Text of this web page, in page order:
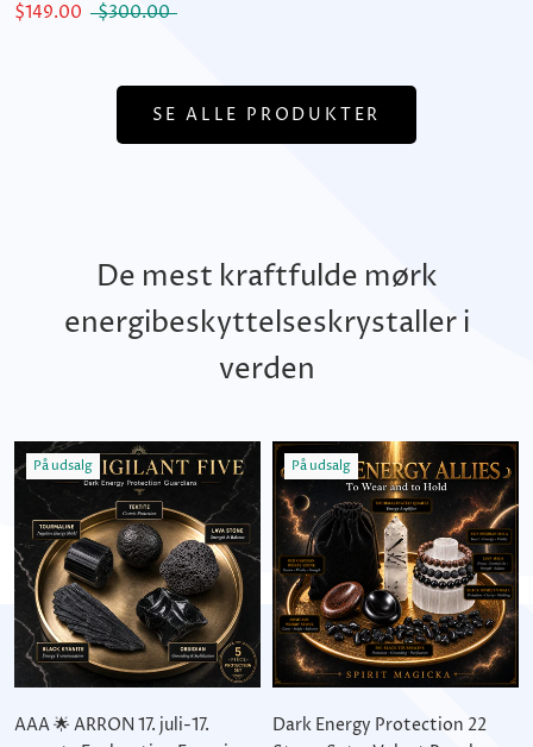
$149.00
$300.00
SE ALLE PRODUKTER
De mest kraftfulde mørk
energibeskyttelseskrystaller i
verden
På udsalg
AAA 🌟 ARRON 17. juli-17.
På udsalg
Dark Energy Protection 22